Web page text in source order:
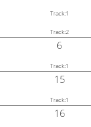
Track:1
Track:2
6
Track:1
15
Track:1
16